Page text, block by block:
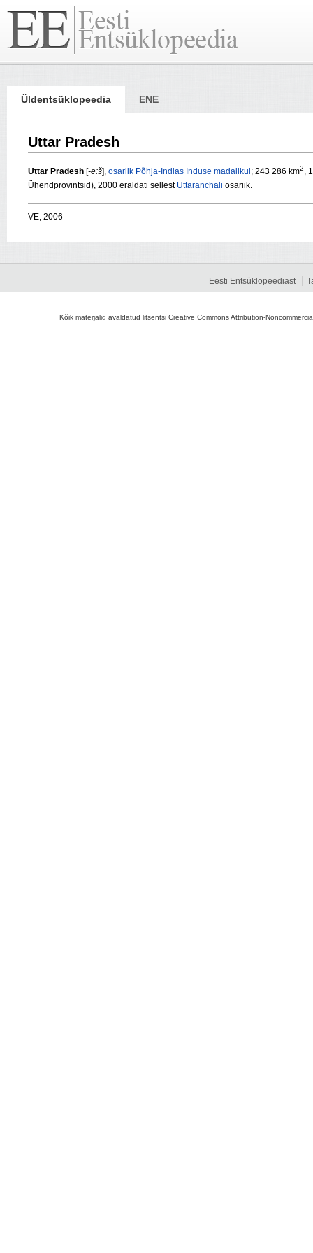
Üldentsüklopeedia ENE
Uttar Pradesh
Uttar Pradesh [-e:š], osariik Põhja-Indias Induse madalikul ; 243 286 km2,
Ühendprovintsid), 2000 eraldati sellest Uttaranchali osariik.
VE, 2006
Eesti Entsüklopeediast
Kõik materjalid avaldatud litsentsi Creative Commons Attribution-